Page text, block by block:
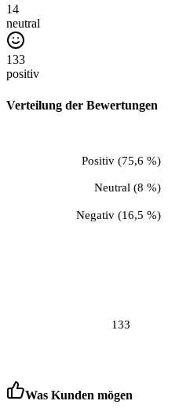
14
neutral
133
positiv
Verteilung der Bewertungen
Negativ(16,5 %)
Neutral(8 %)
133
Positiv(75,6 %)
Was Kunden mögen